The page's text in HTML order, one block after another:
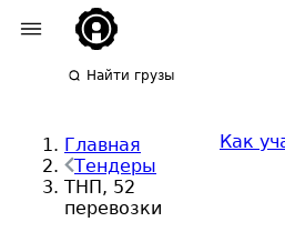
Найти грузы
Главная
Тендеры
ТНП, 52
перевозки
Как